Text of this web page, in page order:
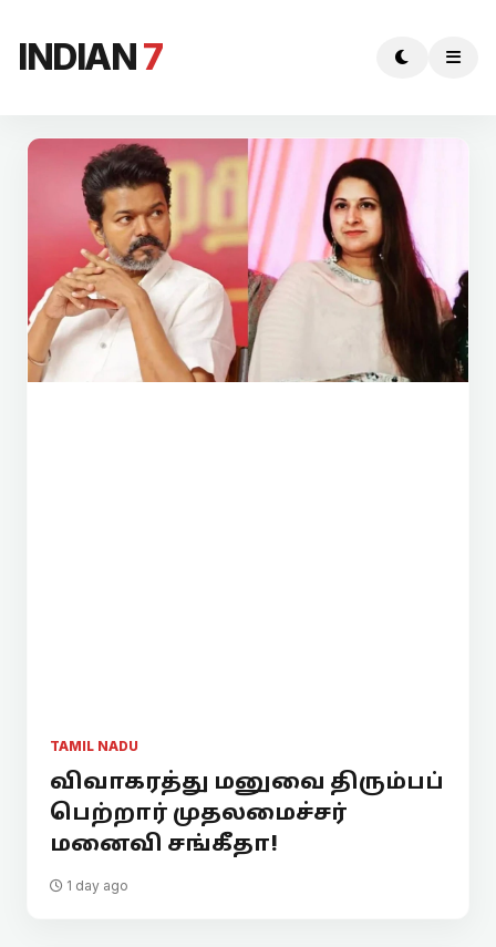
INDIAN7
TAMIL NADU
விவாகரத்து மனுவை திரும்பப்
பெற்றார் முதலமைச்சர்
மனைவி சங்கீதா!
1 day ago